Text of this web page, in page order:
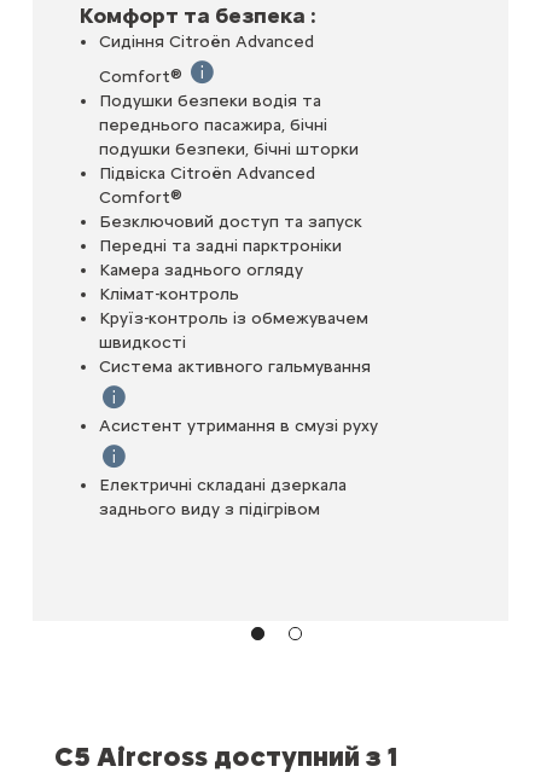
швидкість і адаптує її для забезпечення безпечної
або обганяють, інтелектуальні фари
ця система попереджає водія про наявність
Комфорт та безпека :
Сидіння Citroën Advanced
Comfort®
Сидіння з високощільною піною та
Подушки безпеки водія та
переднього пасажира, бічні
подушки безпеки, бічні шторки
Підвіска Citroën Advanced
Comfort®
Безключовий доступ та запуск
Передні та задні парктроніки
Камера заднього огляду
Клімат-контроль
Круїз-контроль із обмежувачем
швидкості
Система активного гальмування
Якщо виявлено ризик зіткнення на швидкості
Асистент утримання в смузі руху
Виявляє виїзд із смуги та здійснює м’яке
Електричні складані дзеркала
заднього виду з підігрівом
C5 Aircross доступний з 1